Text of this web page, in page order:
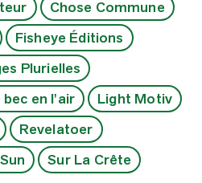
Chose Commune
Fisheye Éditions
Plurielles
bec en l'air Light Motiv
Revelatoer
Sur La Crête